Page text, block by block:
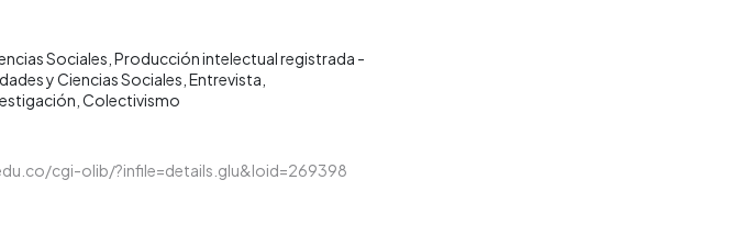
Sociales Producción intelectual registrada -
y Ciencias Sociales Entrevista
Colectivismo
cgi-olib/?infile=details.glu&loid=269398